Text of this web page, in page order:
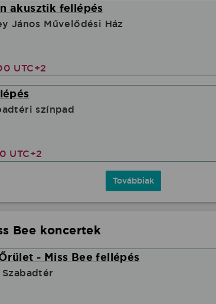
akusztik fellépés
János Művelődési Ház
UTC+2
színpad
UTC+2
Továbbiak
Bee koncertek
- Miss Bee fellépés